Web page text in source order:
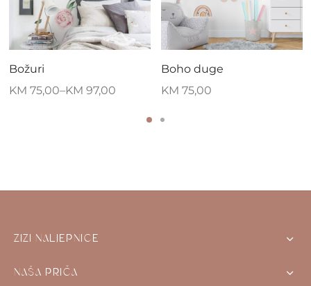
Božuri
KM 75,00–KM 97,00
Boho duge
KM 75,00
ZIZI NALJEPNICE
NAŠA PRIČA